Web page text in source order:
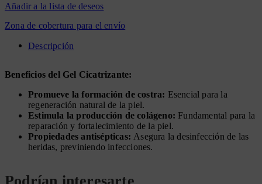
Añadir a la lista de deseos
Zona de cobertura para el envío
Descripción
Beneficios del Gel Cicatrizante:
Promueve la formación de costra: Esencial para la
regeneración natural de la piel.
Estimula la producción de colágeno: Fundamental para la
reparación y fortalecimiento de la piel.
Propiedades antisépticas: Asegura la desinfección de las
heridas, previniendo infecciones.